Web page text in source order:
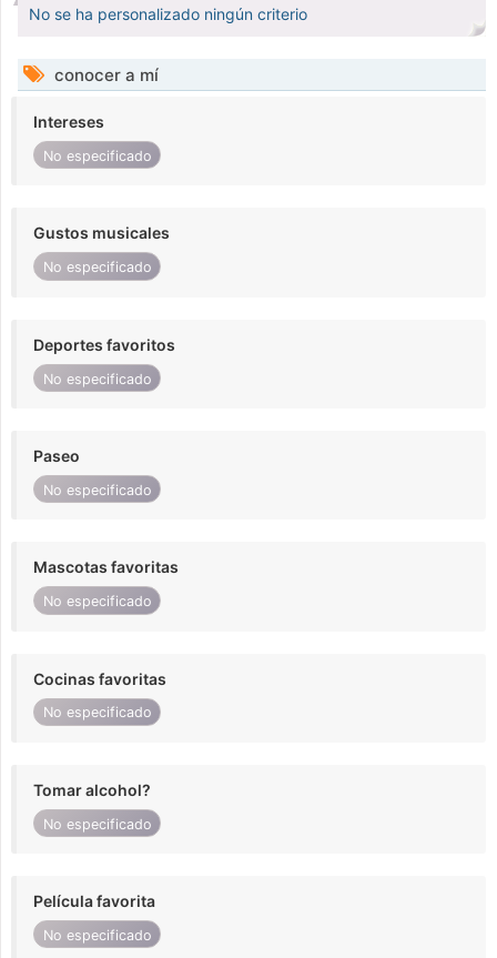
No se ha personalizado ningún criterio
conocer a mí
Intereses
No especificado
Gustos musicales
No especificado
Deportes favoritos
No especificado
Paseo
No especificado
Mascotas favoritas
No especificado
Cocinas favoritas
No especificado
Tomar alcohol?
No especificado
Película favorita
No especificado